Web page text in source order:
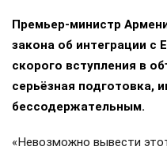
Премьер-министр
закона об интеграции с
скорого вступления в
серьёзная подготовка,
бессодержательным.
«Невозможно вывести